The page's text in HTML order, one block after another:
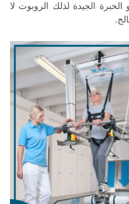
الخبرة الجيدة لذلك الروبوت لا